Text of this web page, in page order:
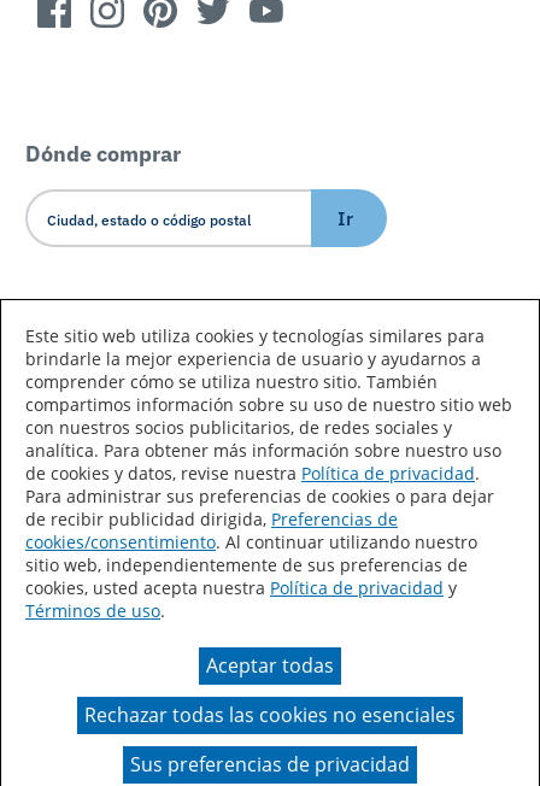
Dónde comprar
Ir
Declaración de accesibilidad
Mapa del sitio
Términos de uso
Privacidad
Sus preferencias de privacidad
Ley de Cadenas de Suministro de California
Un color real puede variar en comparación con la
presentación en pantalla.
Este sitio web utiliza cookies y tecnologías similares para
brindarle la mejor experiencia de usuario y ayudarnos a
comprender cómo se utiliza nuestro sitio. También
compartimos información sobre su uso de nuestro sitio web
con nuestros socios publicitarios, de redes sociales y
analítica. Para obtener más información sobre nuestro uso
de cookies y datos, revise nuestra Política de privacidad.
Para administrar sus preferencias de cookies o para dejar
de recibir publicidad dirigida, Preferencias de
cookies/consentimiento. Al continuar utilizando nuestro
sitio web, independientemente de sus preferencias de
cookies, usted acepta nuestra Política de privacidad y
Términos de uso.
Aceptar todas
Rechazar todas las cookies no esenciales
Sus preferencias de privacidad